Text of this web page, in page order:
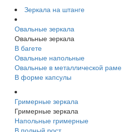
Зеркала на штанге
Овальные зеркала
Овальные зеркала
В багете
Овальные напольные
Овальные в металлической раме
В форме капсулы
Гримерные зеркала
Гримерные зеркала
Напольные гримерные
В полный рост